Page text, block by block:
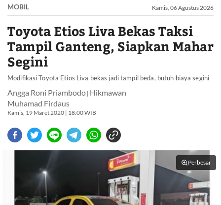
MOBIL Kamis, 06 Agustus 2026
Toyota Etios Liva Bekas Taksi
Tampil Ganteng, Siapkan Mahar
Segini
Modifikasi Toyota Etios Liva bekas jadi tampil beda, butuh biaya segini
Angga Roni Priambodo | Hikmawan
Muhamad Firdaus
Kamis, 19 Maret 2020 | 18:00 WIB
Perbesar